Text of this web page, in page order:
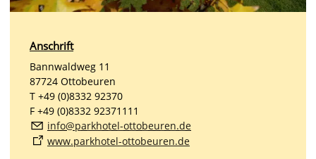
Anschrift
Bannwaldweg 11
87724 Ottobeuren
T +49 (0)8332 92370
F +49 (0)8332 92371111
nf
p rkh t l- tt b r n d
www.parkhotel-ottobeuren.de